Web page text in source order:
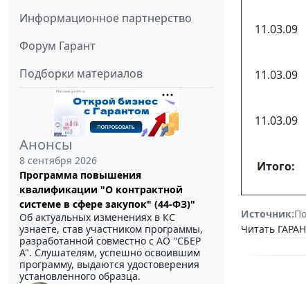
Информационное партнерство
Форум Гарант
Подборки материалов
Анонсы
8 сентября 2026
Программа повышения
квалификации "О контрактной
системе в сфере закупок" (44-ФЗ)"
Об актуальных изменениях в КС
узнаете, став участником программы,
разработанной совместно с АО ''СБЕР
А". Слушателям, успешно освоившим
программу, выдаются удостоверения
установленного образца.
11.03.09
11.03.09
11.03.09
Итого:
Источник:
Читать